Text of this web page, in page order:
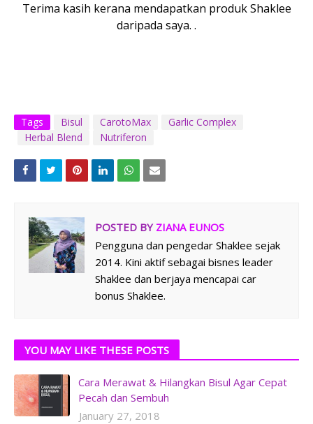
Terima kasih kerana mendapatkan produk Shaklee
daripada saya. .
Tags Bisul CarotoMax
Garlic Complex
Herbal Blend
Nutriferon
POSTED BYZIANA EUNOS
Pengguna dan pengedar Shaklee sejak
2014. Kini aktif sebagai bisnes leader
Shaklee dan berjaya mencapai car
bonus Shaklee.
YOU MAY LIKE THESE POSTS
Cara Merawat & Hilangkan Bisul Agar Cepat
Pecah dan Sembuh
January 27, 2018